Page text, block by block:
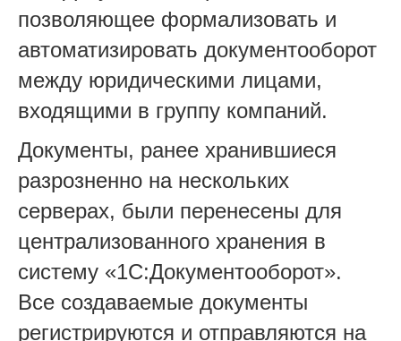
позволяющее формализовать и
автоматизировать документооборот
между юридическими лицами,
входящими в группу компаний.
Документы, ранее хранившиеся
разрозненно на нескольких
серверах, были перенесены для
централизованного хранения в
систему «1С:Документооборот».
Все создаваемые документы
регистрируются и отправляются на